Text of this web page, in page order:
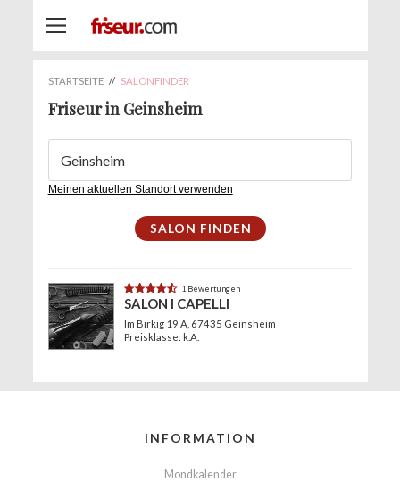
STARTSEITE // SALONFINDER
Friseur in Geinsheim
Meinen aktuellen Standort verwenden
SALON I CAPELLI
Im Birkig 19 A, 67435 Geinsheim
Preisklasse: k.A.
4.4 1 Bewertungen
INFORMATION
Mondkalender